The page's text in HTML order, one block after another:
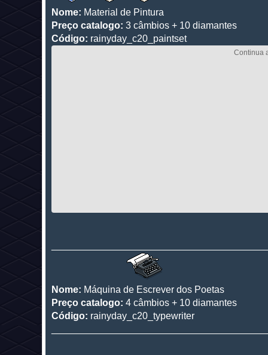
Nome: Material de Pintura
Preço catalogo: 3 câmbios + 10 diamantes
Código: rainyday_c20_paintset
Nome: Máquina de Escrever dos Poetas
Preço catalogo: 4 câmbios + 10 diamantes
Código: rainyday_c20_typewriter